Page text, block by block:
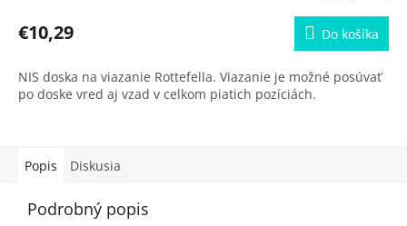
€10,29 Do košíka
NIS doska na viazanie Rottefella. Viazanie je možné posúvať
po doske vred aj vzad v celkom piatich pozíciách.
Popis Diskusia
Podrobný popis